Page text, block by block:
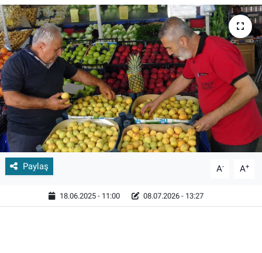
Paylaş A- A+
18.06.2025 - 11:00 08.07.2026 - 13:27